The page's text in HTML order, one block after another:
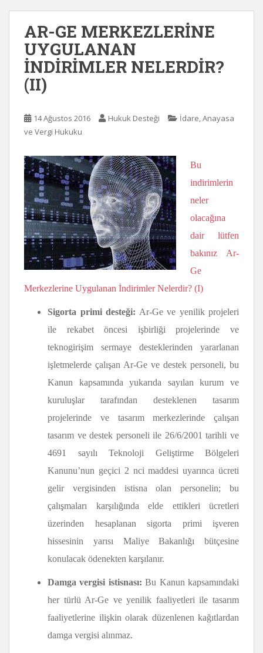
AR-GE MERKEZLERİNE
UYGULANAN
İNDİRİMLER NELERDİR?
(II)
14 Ağustos 2016 Hukuk Desteği
İdare, Anayasa
ve Vergi Hukuku
Bu
indirimlerin
neler
olacağına
dair lütfen
bakınız Ar-
Ge
Merkezlerine Uygulanan İndirimler Nelerdir? (I)
Sigorta primi desteği: Ar-Ge ve yenilik projeleri
ile rekabet öncesi işbirliği projelerinde ve
teknogirişim sermaye desteklerinden yararlanan
işletmelerde çalışan Ar-Ge ve destek personeli, bu
Kanun kapsamında yukarıda sayılan kurum ve
kuruluşlar tarafından desteklenen tasarım
projelerinde ve tasarım merkezlerinde çalışan
tasarım ve destek personeli ile 26/6/2001 tarihli ve
4691 sayılı Teknoloji Geliştirme Bölgeleri
Kanunu’nun geçici 2 nci maddesi uyarınca ücreti
gelir vergisinden istisna olan personelin; bu
çalışmaları karşılığında elde ettikleri ücretleri
üzerinden hesaplanan sigorta primi işveren
hissesinin yarısı Maliye Bakanlığı bütçesine
konulacak ödenekten karşılanır.
Damga vergisi istisnası:Bu Kanun kapsamındaki
her türlü Ar-Ge ve yenilik faaliyetleri ile tasarım
faaliyetlerine ilişkin olarak düzenlenen kağıtlardan
damga vergisi alınmaz.